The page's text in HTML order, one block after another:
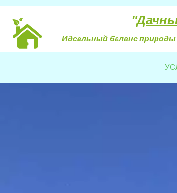
"
Идеальный баланс природы